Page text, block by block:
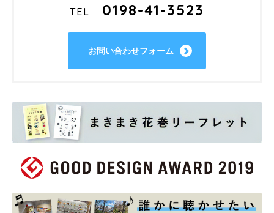
TEL 0198-41-3523
お問い合わせフォーム